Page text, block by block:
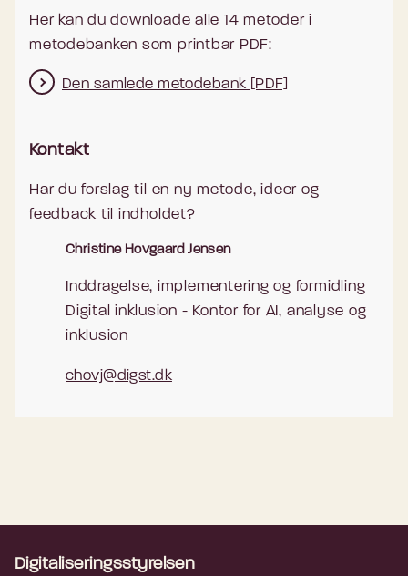
Her kan du downloade alle 14 metoder i
metodebanken som printbar PDF:
Den samlede metodebank [PDF]
Kontakt
Har du forslag til en ny metode, ideer og
feedback til indholdet?
Christine Hovgaard Jensen
Inddragelse, implementering og formidling
Digital inklusion - Kontor for AI, analyse og
inklusion
chovj@digst.dk
Digitaliseringsstyrelsen